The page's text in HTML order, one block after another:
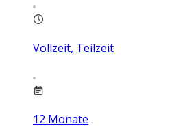
Vollzeit, Teilzeit
12 Monate